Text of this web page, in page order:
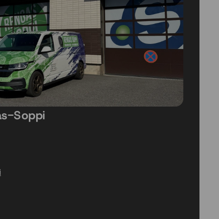
Soppi